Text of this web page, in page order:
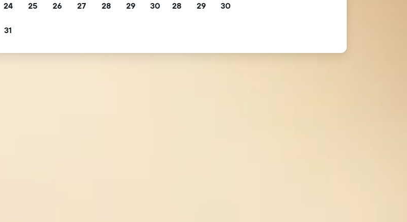
24 25 26 27 28 29 30
31
28 29 30